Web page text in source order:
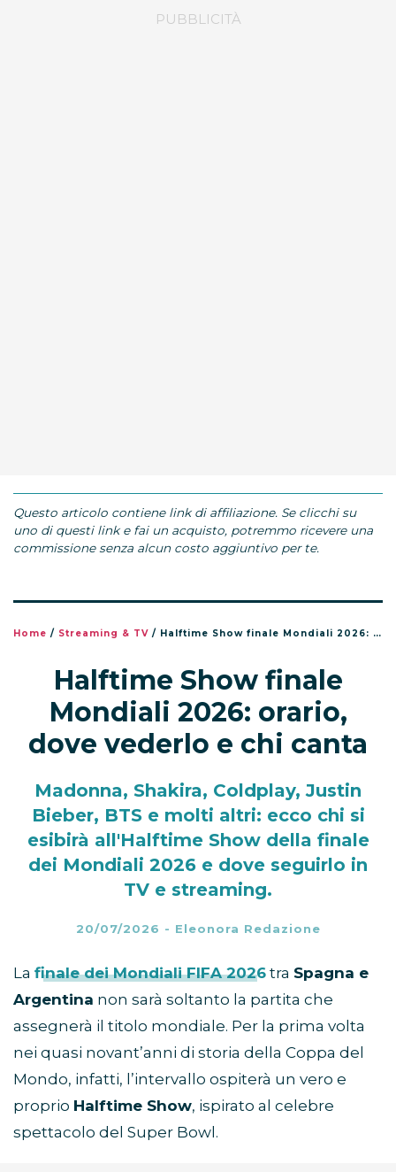
uno di questi link e fai un acquisto, potremmo ricevere una
/ Streaming & TV / Halftime Show finale Mondiali 2026: orario, dove vederlo e chi canta
Halftime Show finale
Mondiali 2026: orario,
dove vederlo e chi canta
Madonna, Shakira, Coldplay, Justin
Bieber, BTS e molti altri: ecco chi si
dei Mondiali 2026 e dove seguirlo in
20/07/2026-Eleonora Redazione